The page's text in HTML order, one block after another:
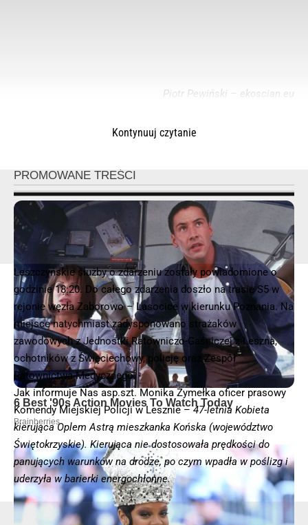
Piotr Pewiński – ekoscian.eu
Leszczyńskie służby o zdarzeniu zostały powiadomione o
godzinie 18:20. Do całego zdarzenia doszło na trasie S5 w
rejonie węzła Zaborowo – Lasocice w kierunku Poznania. Na
miejsce natychmiast zadysponowano strażaków
zawodowych z Jednostki Ratowniczo-Gaśniczej z Leszna,
ochotników z Święciechowy, policję oraz Zespół
Ratownictwa Medycznego.
Jak informuje Nas asp.szt. Monika Żymełka oficer prasowy
Komendy Miejskiej Policji w Lesznie –47-letnia Kobieta
kierująca Oplem Astrą mieszkanka Końska (województwo
Świętokrzyskie). Kierująca nie dostosowała prędkości do
panujących warunków na drodze, po czym wpadła w poślizg i
uderzyła w barierki energochłonne.
- Reklama -
Kontynuuj czytanie
© 2025 – Wielkopolska 112, Wszelkie prawa zastrzeżone | hvln.pl